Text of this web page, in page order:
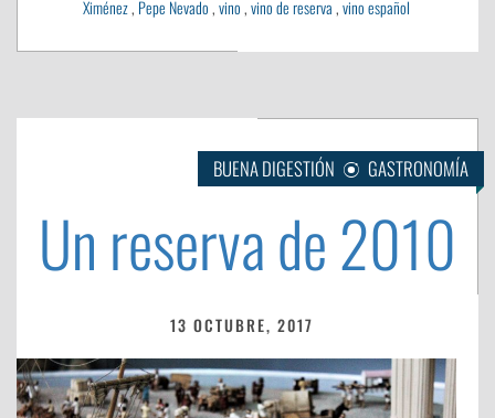
Ximénez, Pepe Nevado,vino,vino de reserva,vino español
BUENA DIGESTIÓN GASTRONOMÍA
Un reserva de 2010
13 OCTUBRE, 2017